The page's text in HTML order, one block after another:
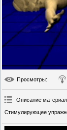
Просмотры:
Описание
Стимулирующее